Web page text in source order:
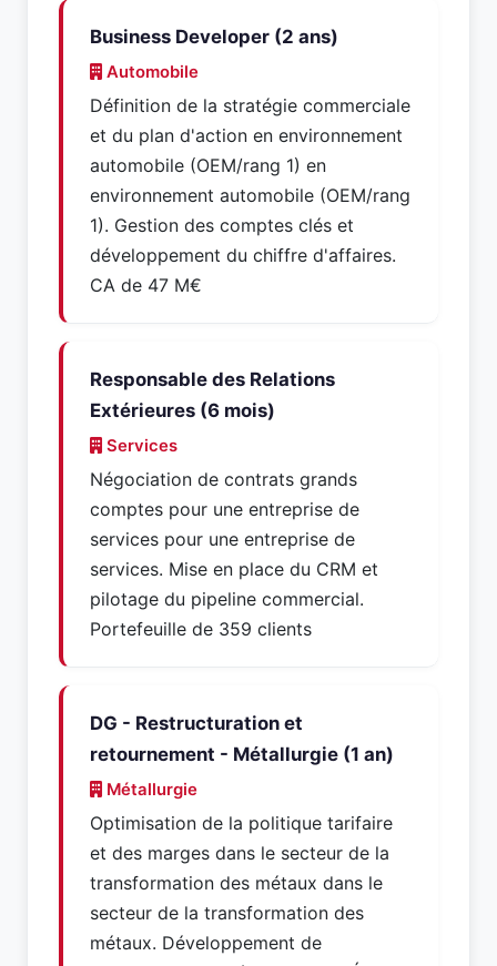
Business Developer (2 ans)
Automobile
Définition de la stratégie commerciale
et du plan d'action en environnement
automobile (OEM/rang 1) en
environnement automobile (OEM/rang
1). Gestion des comptes clés et
développement du chiffre d'affaires.
CA de 47 M€
Responsable des Relations
Extérieures (6 mois)
Services
Négociation de contrats grands
comptes pour une entreprise de
services pour une entreprise de
services. Mise en place du CRM et
pilotage du pipeline commercial.
Portefeuille de 359 clients
DG - Restructuration et
retournement - Métallurgie (1 an)
Métallurgie
Optimisation de la politique tarifaire
et des marges dans le secteur de la
transformation des métaux dans le
secteur de la transformation des
métaux. Développement de